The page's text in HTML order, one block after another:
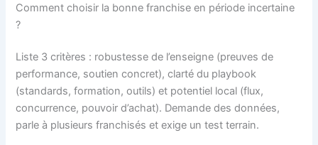
Comment choisir la bonne franchise en période incertaine
?
Liste 3 critères : robustesse de l’enseigne (preuves de
performance, soutien concret), clarté du playbook
(standards, formation, outils) et potentiel local (flux,
concurrence, pouvoir d’achat). Demande des données,
parle à plusieurs franchisés et exige un test terrain.